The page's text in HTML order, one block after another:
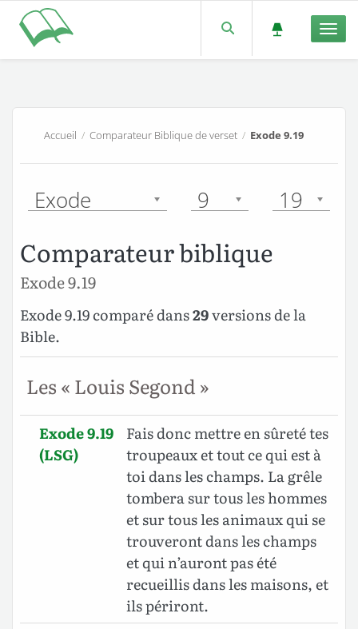
Accueil / Comparateur Biblique de verset/ Exode 9.19
Exode 9 19
Comparateur biblique
Exode 9.19
Exode 9.19 comparé dans29versions de la
Bible.
Les « Louis Segond »
Exode 9.19
(LSG)
Fais donc mettre en sûreté tes
troupeaux et tout ce qui est à
toi dans les champs. La grêle
tombera sur tous les hommes
et sur tous les animaux qui se
trouveront dans les champs
et qui n’auront pas été
recueillis dans les maisons, et
ils périront.